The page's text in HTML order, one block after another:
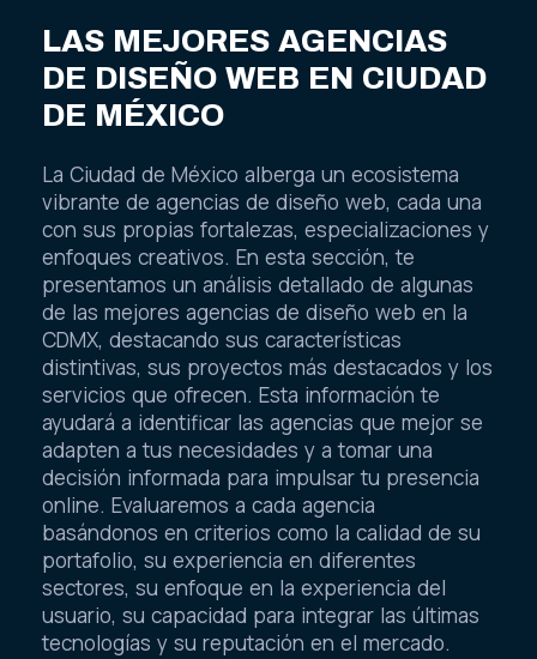
LAS MEJORES AGENCIAS
DE DISEÑO WEB EN CIUDAD
DE MÉXICO
La Ciudad de México alberga un ecosistema
vibrante de agencias de diseño web, cada una
con sus propias fortalezas, especializaciones y
enfoques creativos. En esta sección, te
presentamos un análisis detallado de algunas
de las mejores agencias de diseño web en la
CDMX, destacando sus características
distintivas, sus proyectos más destacados y los
servicios que ofrecen. Esta información te
ayudará a identificar las agencias que mejor se
adapten a tus necesidades y a tomar una
decisión informada para impulsar tu presencia
online. Evaluaremos a cada agencia
basándonos en criterios como la calidad de su
portafolio, su experiencia en diferentes
sectores, su enfoque en la experiencia del
usuario, su capacidad para integrar las últimas
tecnologías y su reputación en el mercado.